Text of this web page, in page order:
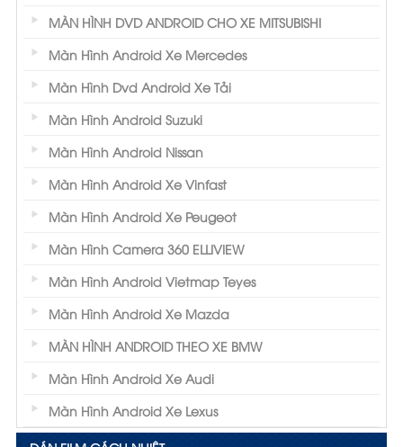
MÀN HÌNH DVD ANDROID CHO XE MITSUBISHI
Màn Hình Android Xe Mercedes
Màn Hình Dvd Android Xe Tải
Màn Hình Android Suzuki
Màn Hình Android Nissan
Màn Hình Android Xe Vinfast
Màn Hình Android Xe Peugeot
Màn Hình Camera 360 ELLIVIEW
Màn Hình Android Vietmap Teyes
Màn Hình Android Xe Mazda
MÀN HÌNH ANDROID THEO XE BMW
Màn Hình Android Xe Audi
Màn Hình Android Xe Lexus